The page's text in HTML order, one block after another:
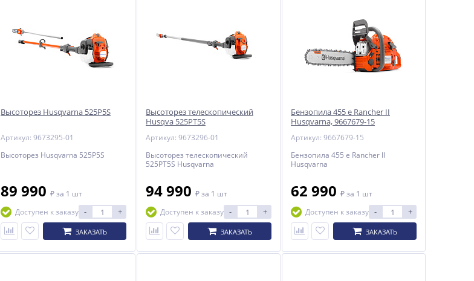
Высоторез Husqvarna 525P5S
Артикул: 9673295-01
Высоторез Husqvarna 525P5S
89 990 ₽за 1 шт
Доступен к заказу - +
ЗАКАЗАТЬ
Высоторез телескопический
Husqva 525PT5S
Артикул: 9673296-01
Высоторез телескопический
525PT5S Husqvarna
94 990 ₽за 1 шт
Доступен к заказу - +
ЗАКАЗАТЬ
Бензопила 455 e Rancher II
Husqvarna, 9667679-15
Артикул: 9667679-15
Бензопила 455 e Rancher II
Husqvarna
62 990 ₽за 1 шт
Доступен к заказу - +
ЗАКАЗАТЬ